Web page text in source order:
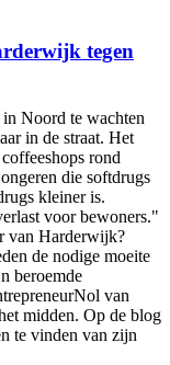
tegen
Noord te wachten
in de straat. Het
rond
die softdrugs
kleiner is.
voor bewoners."
van Harderwijk?
de nodige moeite
beroemde
van
midden. Op de blog
te vinden van zijn